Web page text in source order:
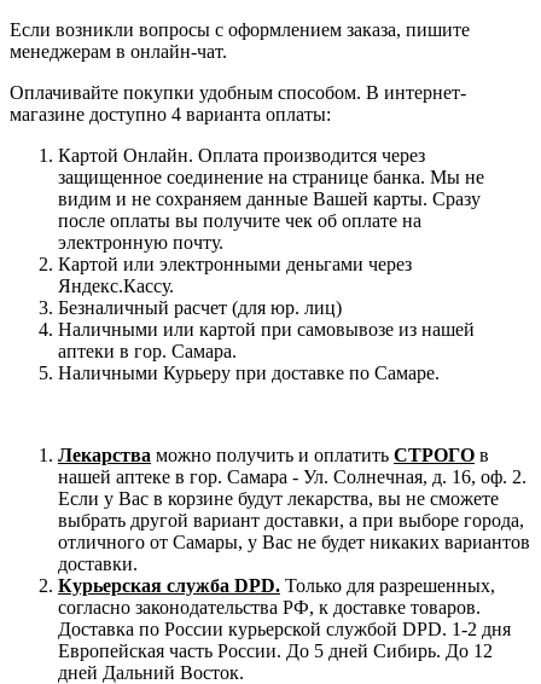
Если возникли вопросы с оформлением заказа, пишите
менеджерам в онлайн-чат.
Оплачивайте покупки удобным способом. В интернет-
магазине доступно 4 варианта оплаты:
Картой Онлайн. Оплата производится через
защищенное соединение на странице банка. Мы не
видим и не сохраняем данные Вашей карты. Сразу
после оплаты вы получите чек об оплате на
электронную почту.
Картой или электронными деньгами через
Яндекс.Кассу.
Безналичный расчет (для юр. лиц)
Наличными или картой при самовывозе из нашей
аптеки в гор. Самара.
Наличными Курьеру при доставке по Самаре.
Лекарства можно получить и оплатить СТРОГО в
нашей аптеке в гор. Самара - Ул. Солнечная, д. 16, оф. 2.
Если у Вас в корзине будут лекарства, вы не сможете
выбрать другой вариант доставки, а при выборе города,
отличного от Самары, у Вас не будет никаких вариантов
доставки.
Курьерская служба DPD. Только для разрешенных,
согласно законодательства РФ, к доставке товаров.
Доставка по России курьерской службой DPD. 1-2 дня
Европейская часть России. До 5 дней Сибирь. До 12
дней Дальний Восток.